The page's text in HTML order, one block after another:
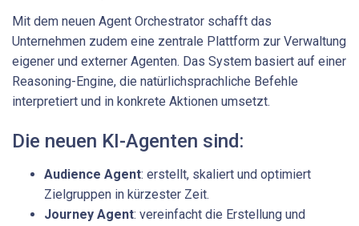
Mit dem neuen Agent Orchestrator schafft das
Unternehmen zudem eine zentrale Plattform zur Verwaltung
eigener und externer Agenten. Das System basiert auf einer
Reasoning-Engine, die natürlichsprachliche Befehle
interpretiert und in konkrete Aktionen umsetzt.
Die neuen KI-Agenten sind:
Audience Agent: erstellt, skaliert und optimiert
Zielgruppen in kürzester Zeit.
Journey Agent: vereinfacht die Erstellung und